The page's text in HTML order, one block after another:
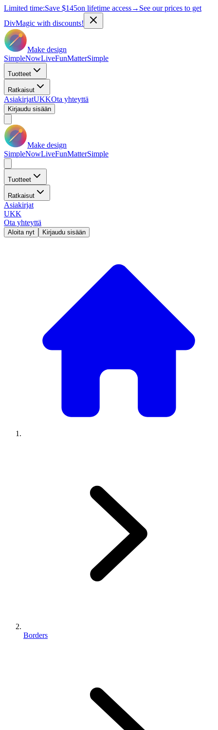
Limited time:Save $145on lifetime access→ See our prices to get
DivMagic with discounts!
Make design
SimpleNowLiveFunMatterSimple
Tuotteet
Ratkaisut
AsiakirjatUKKOta yhteyttä
Kirjaudu sisään
Make design
SimpleNowLiveFunMatterSimple
Tuotteet
Ratkaisut
Asiakirjat
UKK
Ota yhteyttä
Aloita nyt Kirjaudu sisään
Borders